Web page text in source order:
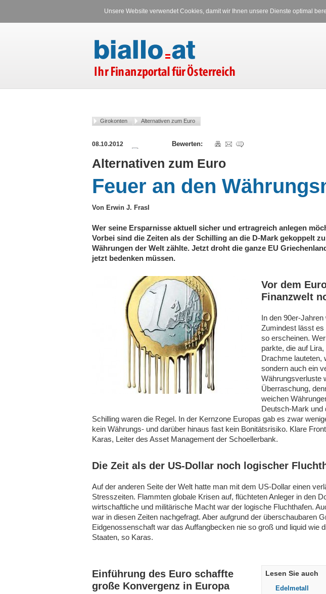
Unsere Website verwendet Cookies, damit wir Ihnen unsere Dienste optimal
Girokonten Alternativen zum Euro
08.10.2012
Alternativen zum Euro
Feuer an den
Von Erwin J. Frasl
Wer seine Ersparnisse aktuell sicher und ertragreich anlegen
Vorbei sind die Zeiten als der Schilling an die D-Mark gekoppelt
Währungen der Welt zählte. Jetzt droht die ganze EU
jetzt bedenken müssen.
Vor dem
Finanzwelt
In den 90er-
Zumindest lässt
so erscheinen.
parkte, die auf
Drachme lauteten,
sondern auch ein
Währungsverluste
Überraschung,
weichen
Deutsch-Mark und
Schilling waren die Regel. In der Kernzone Europas gab es zwar
kein Währungs- und darüber hinaus fast kein Bonitätsrisiko. Klare
Karas, Leiter des Asset Management der Schoellerbank.
Die Zeit als der US-Dollar noch logischer
Auf der anderen Seite der Welt hatte man mit dem US-Dollar einen
Stresszeiten. Flammten globale Krisen auf, flüchteten Anleger in den
wirtschaftliche und militärische Macht war der logische Fluchthafen.
war in diesen Zeiten nachgefragt. Aber aufgrund der überschaubaren
Eidgenossenschaft war das Auffangbecken nie so groß und liquid wie
Staaten, so Karas.
Lesen Sie auch
Edelmetall
Einführung des Euro schaffte
große Konvergenz in Europa